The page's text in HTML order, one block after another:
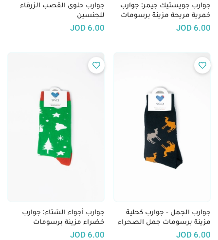
جوارب جويستيك جيمر: جوارب
خمرية مريحة مزينة برسومات
ألعاب الفيديو
6.00
JOD
جوارب حلوى القصب الزرقاء
للجنسين
6.00
JOD
جوارب الجمل - جوارب كحلية
مزينة برسومات جمل الصحراء
للرجال
6.00
JOD
جوارب أجواء الشتاء: جوارب
خضراء مزينة برسومات
الكريسماس
6.00
JOD